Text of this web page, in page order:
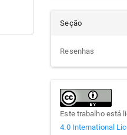
Seção
Resenhas
Este trabalho está
4.0 International